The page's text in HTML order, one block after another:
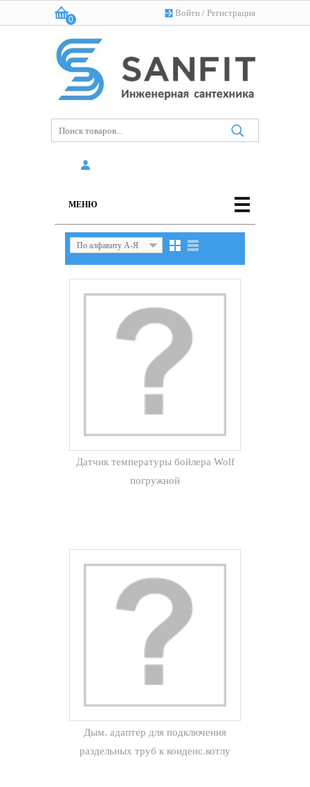
Войти / Регистрация
Корзина:
0
(пусто)
МЕНЮ
По алфавиту А-Я
Датчик температуры бойлера Wolf
погружной
Дым. адаптер для подключения
раздельных труб к конденс.котлу